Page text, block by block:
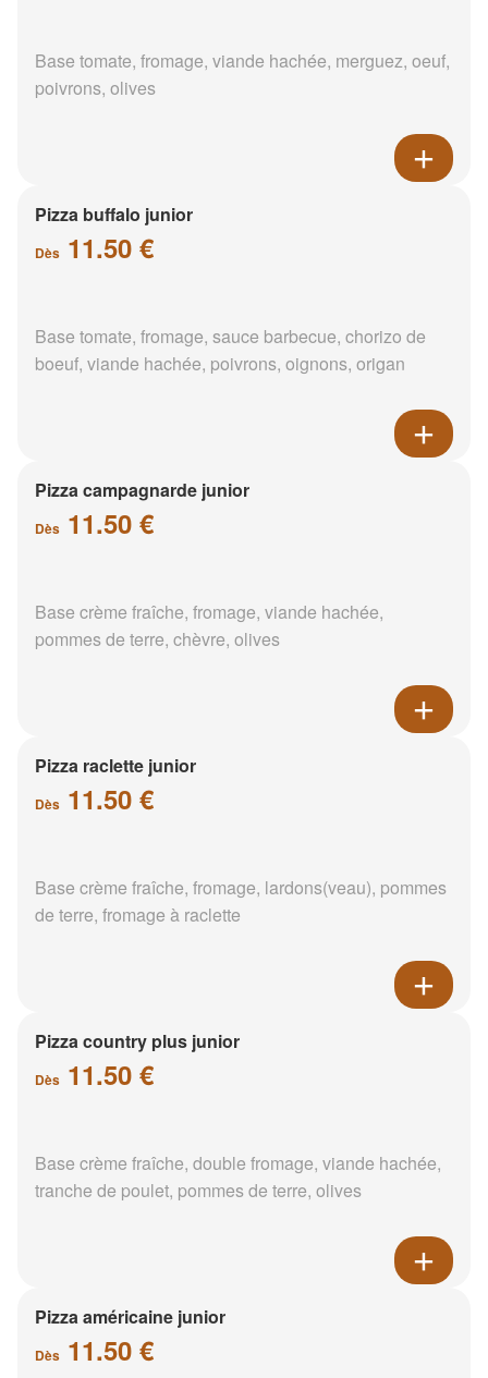
Base tomate, fromage, viande hachée, merguez, oeuf,
poivrons, olives
Pizza buffalo junior
Dès 11.50 €
Base tomate, fromage, sauce barbecue, chorizo de
boeuf, viande hachée, poivrons, oignons, origan
Pizza campagnarde junior
Dès 11.50 €
Base crème fraîche, fromage, viande hachée,
pommes de terre, chèvre, olives
Pizza raclette junior
Dès 11.50 €
Base crème fraîche, fromage, lardons(veau), pommes
de terre, fromage à raclette
Pizza country plus junior
Dès 11.50 €
Base crème fraîche, double fromage, viande hachée,
tranche de poulet, pommes de terre, olives
Pizza américaine junior
Dès 11.50 €